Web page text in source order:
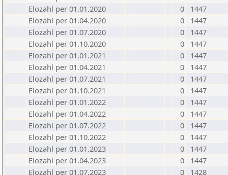
Elozahl per 01.01.2020
0
1447
Elozahl per 01.04.2020
0
1447
Elozahl per 01.07.2020
0
1447
Elozahl per 01.10.2020
0
1447
Elozahl per 01.01.2021
0
1447
Elozahl per 01.04.2021
0
1447
Elozahl per 01.07.2021
0
1447
Elozahl per 01.10.2021
0
1447
Elozahl per 01.01.2022
0
1447
Elozahl per 01.04.2022
0
1447
Elozahl per 01.07.2022
0
1447
Elozahl per 01.10.2022
0
1447
Elozahl per 01.01.2023
0
1447
Elozahl per 01.04.2023
0
1447
Elozahl per 01.07.2023
0
1428